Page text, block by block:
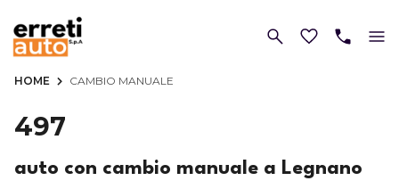
HOME CAMBIO MANUALE
497
auto con cambio manuale a Legnano